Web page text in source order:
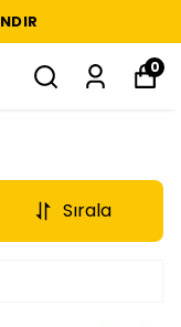
0
Sırala